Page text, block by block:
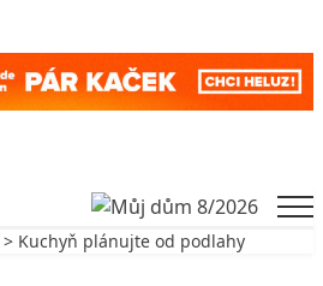
> Kuchyň plánujte od podlahy